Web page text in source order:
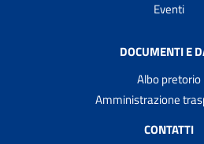
Eventi
DOCUMENTI E
Albo pretorio
Amministrazione
CONTATTI